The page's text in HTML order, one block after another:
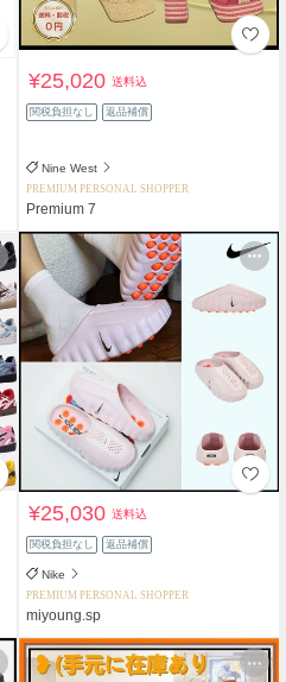
¥25,020送料込
関税負担なし 返品補償
Nine West
PREMIUM PERSONAL SHOPPER
Premium 7
¥25,030送料込
関税負担なし 返品補償
Nike
PREMIUM PERSONAL SHOPPER
miyoung.sp